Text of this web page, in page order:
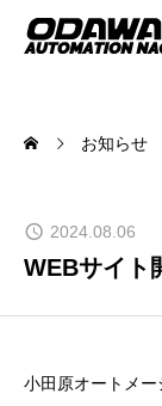
事業内容
経営理念
お知らせ
2024.08.06
WEBサイト
小田原オートメー